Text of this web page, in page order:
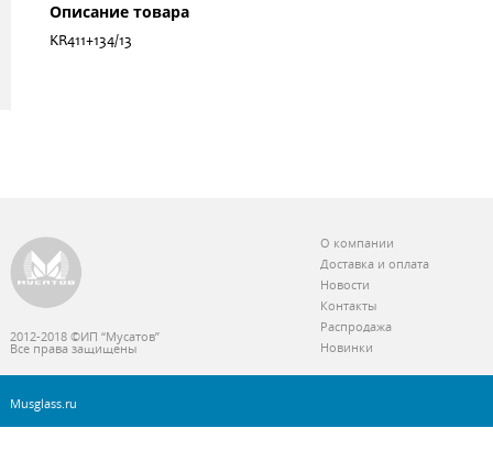
Описание товара
KR411+134/13
2012-2018 ©ИП “Мусатов”
Все права защищены
О компании
Доставка и оплата
Новости
Контакты
Распродажа
Новинки
Musglass.ru